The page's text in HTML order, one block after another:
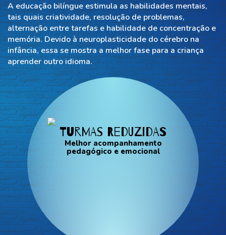
A educação bilíngue estimula as habilidades mentais,
tais quais criatividade, resolução de problemas,
alternação entre tarefas e habilidade de concentração e
memória. Devido à neuroplasticidade do cérebro na
infância, essa se mostra a melhor fase para a criança
aprender outro idioma.
Turmas reduzidas
Melhor acompanhamento
pedagógico e emocional